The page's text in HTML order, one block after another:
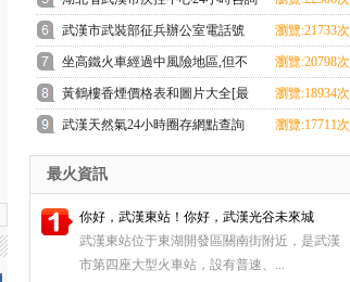
五環線地圖是怎么劃分的
熱線，市疾控中心常用電話號碼一
覽表
武漢市武裝部征兵辦公室電話號
碼，武漢各區征兵咨詢電話號碼一
覽表
瀏覽:21733次
坐高鐵火車經過中風險地區,但不
下車,健康碼會變色嗎？
瀏覽:20798次
黃鶴樓香煙價格表和圖片大全[最
完整版]64種黃鶴樓香煙圖片/零售
價全指南
瀏覽:18934次
武漢天然氣24小時圈存網點查詢
（自助充值+圈存點地址）
瀏覽:17711次
最火資訊
你好，武漢東站！你好，武漢光谷未來城
武漢東站位于東湖開發區關南街附近，是武漢
市第四座大型火車站，設有普速、...